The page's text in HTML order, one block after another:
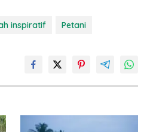
inspiratif Petani